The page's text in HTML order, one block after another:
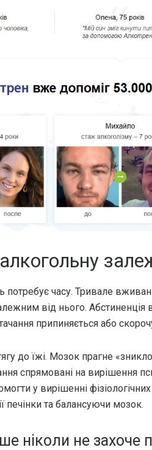
потребує часу. Тривале
від нього. Абстиненція
припиняється або
до їжі. Мозок прагне
спрямовані на вирішення
у вирішенні
печінки та балансуючи мозок.
ніколи не захоче